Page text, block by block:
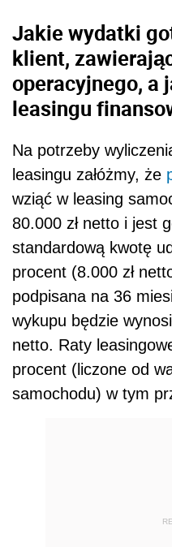
Jakie wydatki
klient,
operacyjnego, a
leasingu
Na potrzeby
leasingu załóżmy, że
wziąć w leasing
80.000 zł netto i jest
standardową kwotę
procent (8.000 zł
podpisana na 36
wykupu będzie
netto. Raty
procent (liczone od
samochodu) w tym